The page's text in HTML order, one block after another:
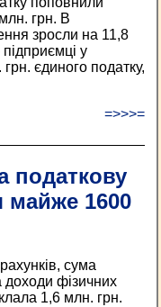
грн. В
зросли на 11,8
у
єдиного податку,
=>>>=
податкову
майже 1600
сума
доходи фізичних
1,6 млн. грн.